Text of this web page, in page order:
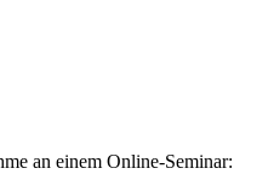
an einem Online-Seminar: